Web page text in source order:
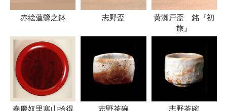
赤絵蓮鷺之鉢 志野盃
黄瀬戸盃 銘『初
旅』
春慶奴里寒山拾得 志野茶碗 志野茶碗